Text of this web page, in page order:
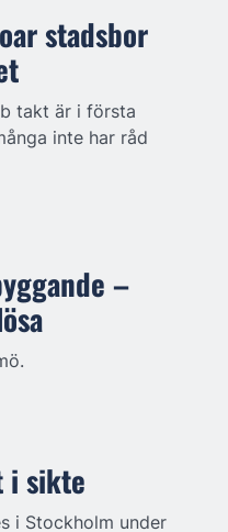
stadsbor
takt är i första
inte har råd
–
i sikte
i Stockholm under